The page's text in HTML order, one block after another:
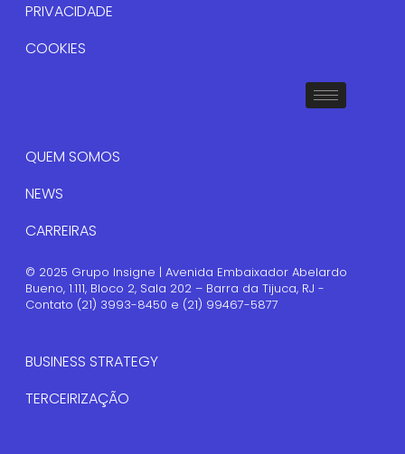
PRIVACIDADE
COOKIES
QUEM SOMOS
NEWS
CARREIRAS
© 2025 Grupo Insigne | Avenida Embaixador Abelardo
Bueno, 1.111, Bloco 2, Sala 202 – Barra da Tijuca, RJ -
Contato (21) 3993-8450 e (21) 99467-5877
BUSINESS STRATEGY
TERCEIRIZAÇÃO